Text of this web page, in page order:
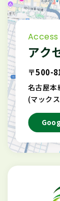
アク
Access
〒500-
名古屋本
(マック